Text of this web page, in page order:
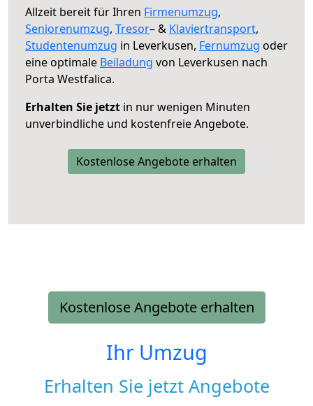
Allzeit bereit für Ihren Firmenumzug,
Seniorenumzug, Tresor– & Klaviertransport,
Studentenumzug in Leverkusen, Fernumzug oder
eine optimale Beiladung von Leverkusen nach
Porta Westfalica.
Erhalten Sie jetzt in nur wenigen Minuten
unverbindliche und kostenfreie Angebote.
Kostenlose Angebote erhalten
Kostenlose Angebote erhalten
Ihr Umzug
Erhalten Sie jetzt Angebote